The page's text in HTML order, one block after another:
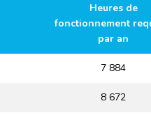
Heures de
fonctionnement
par an
7 884
8 672